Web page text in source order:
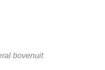
bovenuit